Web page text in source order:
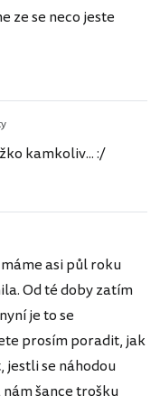
ze se neco jeste
kamkoliv... :/
asi půl roku
Od té doby zatím
je to se
prosím poradit, jak
jestli se náhodou
šance trošku